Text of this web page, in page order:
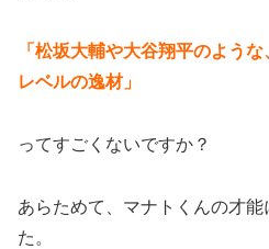
「松坂大輔や大谷翔平のよう
レベルの逸材」
ってすごくないですか？
あらためて、マナトくんの才
た。